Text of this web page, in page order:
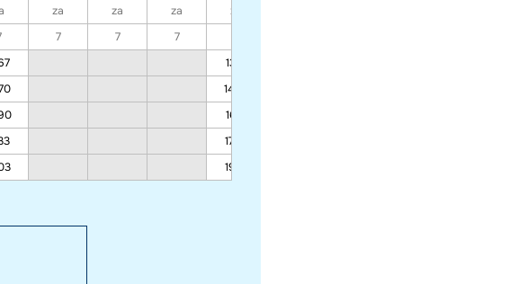
za za za za
7 7 7
1391
1496
1618
1763
1937